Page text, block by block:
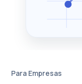
Para Empresas